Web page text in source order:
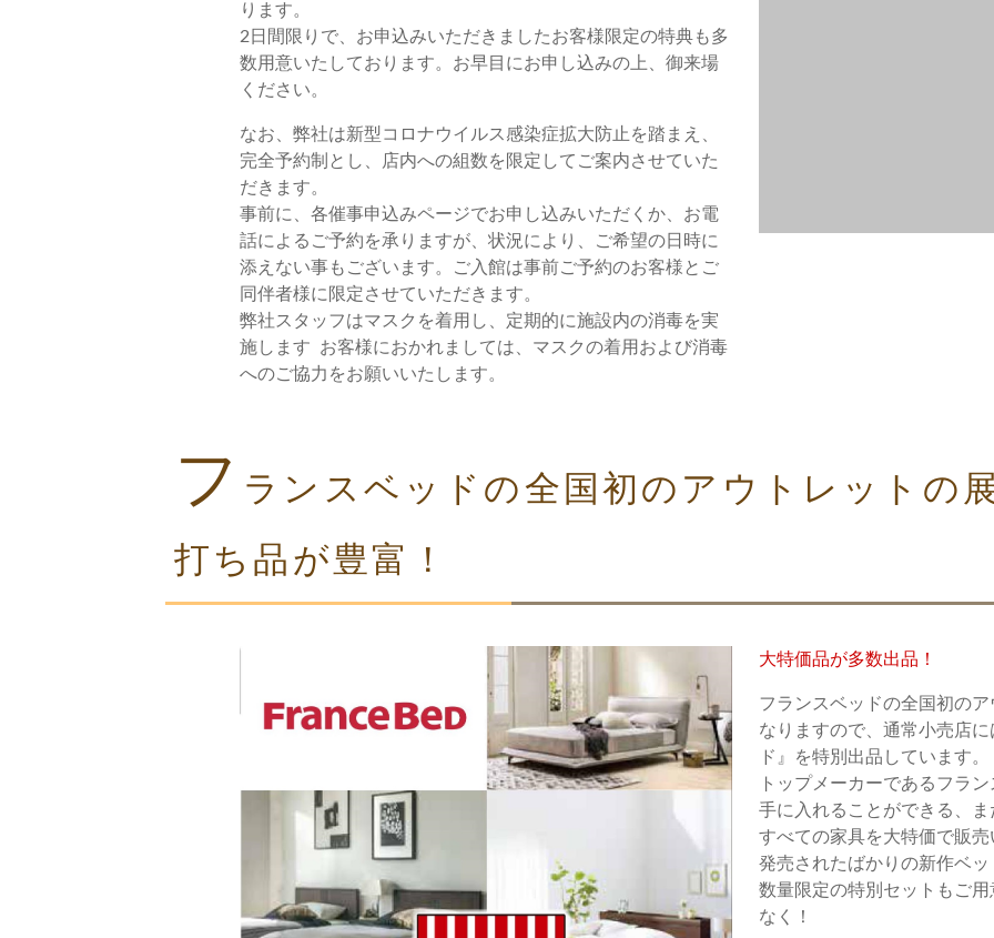
ります。
2日間限りで、お申込みいただきましたお客様限定の特典も多
数用意いたしております。お早目にお申し込みの上、御来場
ください。
なお、弊社は新型コロナウイルス感染症拡大防止を踏まえ、
完全予約制とし、店内への組数を限定してご案内させていた
だきます。
事前に、各催事申込みページでお申し込みいただくか、お電
話によるご予約を承りますが、状況により、ご希望の日時に
添えない事もございます。ご入館は事前ご予約のお客様とご
同伴者様に限定させていただきます。
弊社スタッフはマスクを着用し、定期的に施設内の消毒を実
施します お客様におかれましては、マスクの着用および消毒
へのご協力をお願いいたします。
フ ランスベッドの全国初のアウトレットの
打ち品が豊富！
大特価品が多数出品！
フランスベッドの全国初の
なりますので、通常小売店
ド』を特別出品しています。
トップメーカーであるフラ
手に入れることができる
すべての家具を大特価で販
発売されたばかりの新作ベ
数量限定の特別セットもご
なく！